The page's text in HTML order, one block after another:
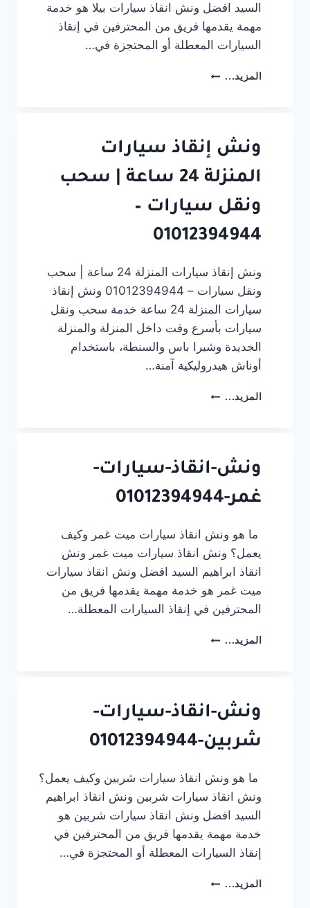
السيد افضل ونش انقاذ سيارات بيلا هو خدمة
مهمة يقدمها فريق من المحترفين في إنقاذ
السيارات المعطلة أو المحتجزة في…
المزيد... ونش-
ونش إنقاذ سيارات
المنزلة 24 ساعة | سحب
ونقل سيارات –
01012394944
ونش إنقاذ سيارات المنزلة 24 ساعة | سحب
ونقل سيارات – 01012394944 ونش إنقاذ
سيارات المنزلة 24 ساعة خدمة سحب ونقل
سيارات بأسرع وقت داخل المنزلة والمنزلة
الجديدة وشبرا باس والسنطة، باستخدام
أوناش هيدروليكية آمنة…
المزيد... ونش
ساعة
|
سحب
–
01012394944
ونش-انقاذ-سيارات-
غمر-01012394944
ما هو ونش انقاذ سيارات ميت غمر وكيف
يعمل؟ ونش انقاذ سيارات ميت غمر ونش
انقاذ ابراهيم السيد افضل ونش انقاذ سيارات
ميت غمر هو خدمة مهمة يقدمها فريق من
المحترفين في إنقاذ السيارات المعطلة…
المزيد... ونش-
ونش-انقاذ-سيارات-
شربين-01012394944
ما هو ونش انقاذ سيارات شربين وكيف يعمل؟
ونش انقاذ سيارات شربين ونش انقاذ ابراهيم
السيد افضل ونش انقاذ سيارات شربين هو
خدمة مهمة يقدمها فريق من المحترفين في
إنقاذ السيارات المعطلة أو المحتجزة في…
المزيد... ونش-